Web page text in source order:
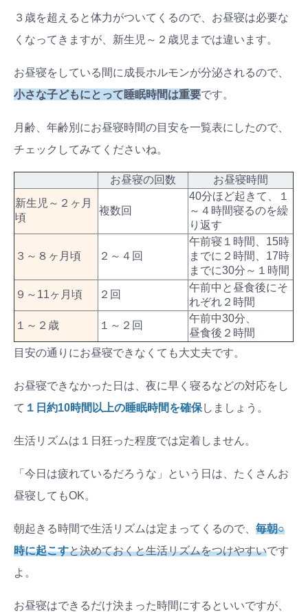
３歳を超えると体力がついてくるので、お昼寝は必要な
くなってきますが、新生児～２歳児までは違います。
お昼寝をしている間に成長ホルモンが分泌されるので、
小さな子どもにとって睡眠時間は重要です。
月齢、年齢別にお昼寝時間の目安を一覧表にしたので、
チェックしてみてくださいね。
お昼寝の回数
お昼寝時間
新生児～２ヶ月
頃
複数回
40分ほど起きて、１
～４時間寝るのを繰
り返す
３～８ヶ月頃 ２～４回
午前寝１時間、15時
までに２時間、17時
までに30分～１時間
９～11ヶ月頃 ２回
午前中と昼食後にそ
れぞれ２時間
１～２歳
１～２回
午前中30分、
昼食後２時間
目安の通りにお昼寝できなくても大丈夫です。
お昼寝できなかった日は、夜に早く寝るなどの対応をし
て １日約10時間以上の睡眠時間を確保しましょう。
生活リズムは１日狂った程度では定着しません。
「今日は疲れているだろうな」という日は、たくさんお
昼寝してもOK。
朝起きる時間で生活リズムは定まってくるので、 毎朝○
時に起こすと決めておくと生活リズムをつけやすいです
よ。
お昼寝はできるだけ決まった時間にするといいですが、